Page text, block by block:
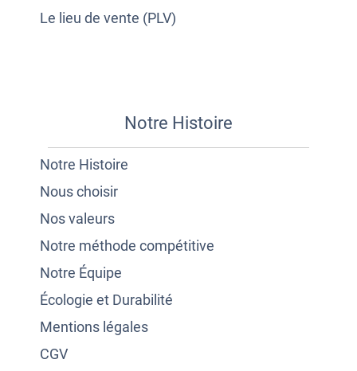
Le lieu de vente (PLV)
Notre Histoire
Notre Histoire
Nous choisir
Nos valeurs
Notre méthode compétitive
Notre Équipe
Écologie et Durabilité
Mentions légales
CGV